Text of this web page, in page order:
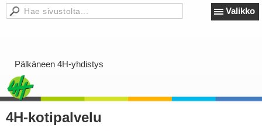
Valikko
Pälkäneen 4H-yhdistys
4H-kotipalvelu